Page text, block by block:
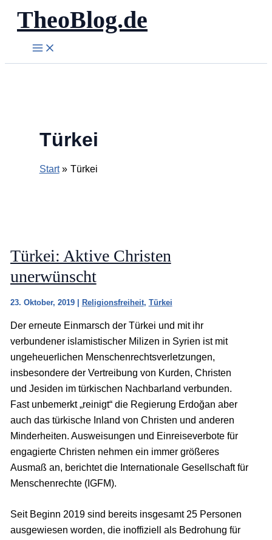
Zum
Inhalt
springen
TheoBlog.de
Türkei
Start Türkei
Türkei: Aktive Christen
unerwünscht
23. Oktober, 2019 | Religionsfreiheit, Türkei
Der erneute Einmarsch der Türkei und mit ihr
verbundener islamistischer Milizen in Syrien ist mit
ungeheuerlichen Menschenrechtsverletzungen,
insbesondere der Vertreibung von Kurden, Christen
und Jesiden im türkischen Nachbarland verbunden.
Fast unbemerkt „reinigt“ die Regierung Erdoğan aber
auch das türkische Inland von Christen und anderen
Minderheiten. Ausweisungen und Einreiseverbote für
engagierte Christen nehmen ein immer größeres
Ausmaß an, berichtet die Internationale Gesellschaft für
Menschenrechte (IGFM).
Seit Beginn 2019 sind bereits insgesamt 25 Personen
ausgewiesen worden, die inoffiziell als Bedrohung für